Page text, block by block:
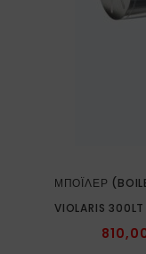
ΜΠΌΙΛΕΡ
VIOLARIS